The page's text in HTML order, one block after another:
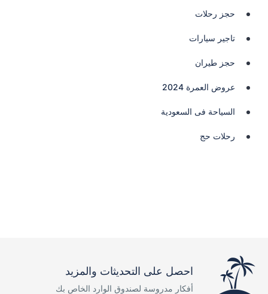
حجز رحلات
تاجير سيارات
حجز طيران
عروض العمرة 2024
السياحة فى السعودية
رحلات حج
احصل على التحديثات والمزيد
أفكار مدروسة لصندوق الوارد الخاص بك